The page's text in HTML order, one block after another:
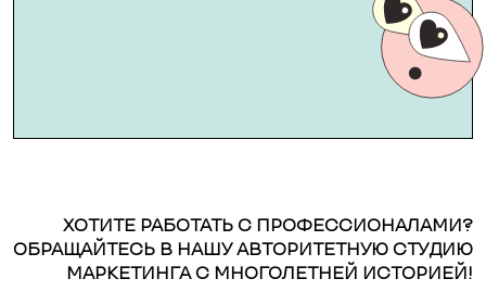
ХОТИТЕ РАБОТАТЬ С ПРОФЕССИОНАЛАМИ?
ОБРАЩАЙТЕСЬ В НАШУ АВТОРИТЕТНУЮ СТУДИЮ
МАРКЕТИНГА С МНОГОЛЕТНЕЙ ИСТОРИЕЙ!